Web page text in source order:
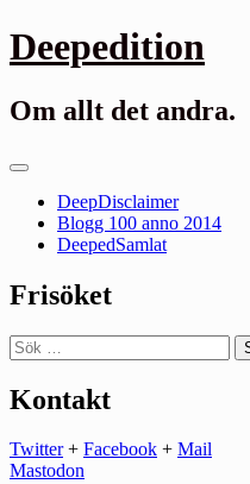
Gå
till
Deepedition
Om allt det andra.
Primär
DeepDisclaimer
Blogg 100 anno 2014
DeepedSamlat
Frisöket
Sök
efter:
Kontakt
Twitter+ Facebook + Mail
Mastodon